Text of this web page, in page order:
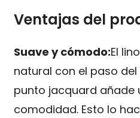
Ventajas del
Suave y cómodo:El
natural con el paso
punto jacquard añade
comodidad. Esto lo